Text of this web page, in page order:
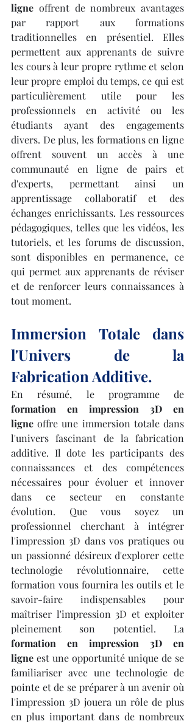
ligne offrent de nombreux avantages
par rapport aux formations
traditionnelles en présentiel. Elles
permettent aux apprenants de suivre
les cours à leur propre rythme et selon
leur propre emploi du temps, ce qui est
particulièrement utile pour les
professionnels en activité ou les
étudiants ayant des engagements
divers. De plus, les formations en ligne
offrent souvent un accès à une
communauté en ligne de pairs et
d'experts, permettant ainsi un
apprentissage collaboratif et des
échanges enrichissants. Les ressources
pédagogiques, telles que les vidéos, les
tutoriels, et les forums de discussion,
sont disponibles en permanence, ce
qui permet aux apprenants de réviser
et de renforcer leurs connaissances à
tout moment.
Immersion Totale dans
l'Univers de la
Fabrication Additive.
formation en impression 3D en
ligne offre une immersion totale dans
l'univers fascinant de la fabrication
additive. Il dote les participants des
connaissances et des compétences
nécessaires pour évoluer et innover
dans ce secteur en constante
évolution. Que vous soyez un
professionnel cherchant à intégrer
l'impression 3D dans vos pratiques ou
un passionné désireux d'explorer cette
technologie révolutionnaire, cette
formation vous fournira les outils et le
savoir-faire indispensables pour
maîtriser l'impression 3D et exploiter
formation en impression 3D en
ligne est une opportunité unique de se
familiariser avec une technologie de
pointe et de se préparer à un avenir où
l'impression 3D jouera un rôle de plus
en plus important dans de nombreux